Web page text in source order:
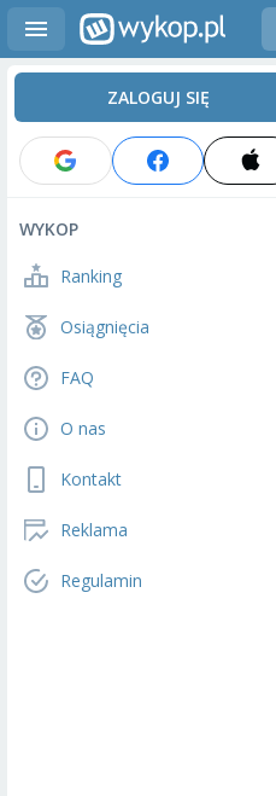
ZALOGUJ SIĘ
WYKOP
Ranking
Osiągnięcia
FAQ
O nas
Kontakt
Reklama
Regulamin